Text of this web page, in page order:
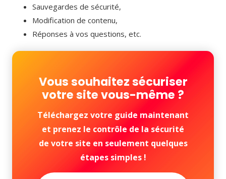
Sauvegardes de sécurité,
Modification de contenu,
Réponses à vos questions, etc.
Vous souhaitez sécuriser
votre site vous-même ?
Téléchargez votre guide maintenant
et prenez le contrôle de la sécurité
de votre site en seulement quelques
étapes simples !